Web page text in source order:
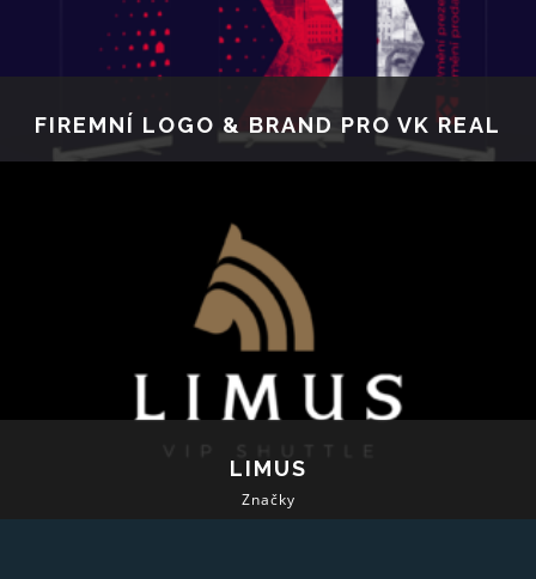
FIREMNÍ LOGO & BRAND PRO VK REAL
LIMUS
Značky